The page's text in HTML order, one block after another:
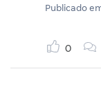
Publicado
0